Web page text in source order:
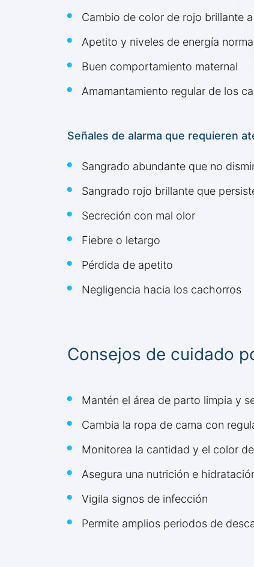
Cambio de color de rojo brillante
Apetito y niveles de energía
Buen comportamiento maternal
Amamantamiento regular de los
Señales de alarma que requieren
Sangrado abundante que no
Sangrado rojo brillante que
Secreción con mal olor
Fiebre o letargo
Pérdida de apetito
Negligencia hacia los cachorros
Consejos de cuidado
Mantén el área de parto limpia y
Cambia la ropa de cama con
Monitorea la cantidad y el color
Asegura una nutrición e
Vigila signos de infección
Permite amplios periodos de